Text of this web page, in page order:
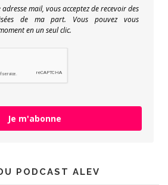
mail, vous acceptez de recevoir des
de ma part. Vous pouvez vous
en un seul clic.
Je m'abonne
PODCAST ALEV